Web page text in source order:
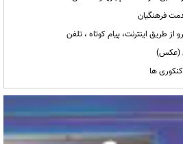
از طریق اینترنت، پیام کوتاه ، تلفن
(عکس)
ها